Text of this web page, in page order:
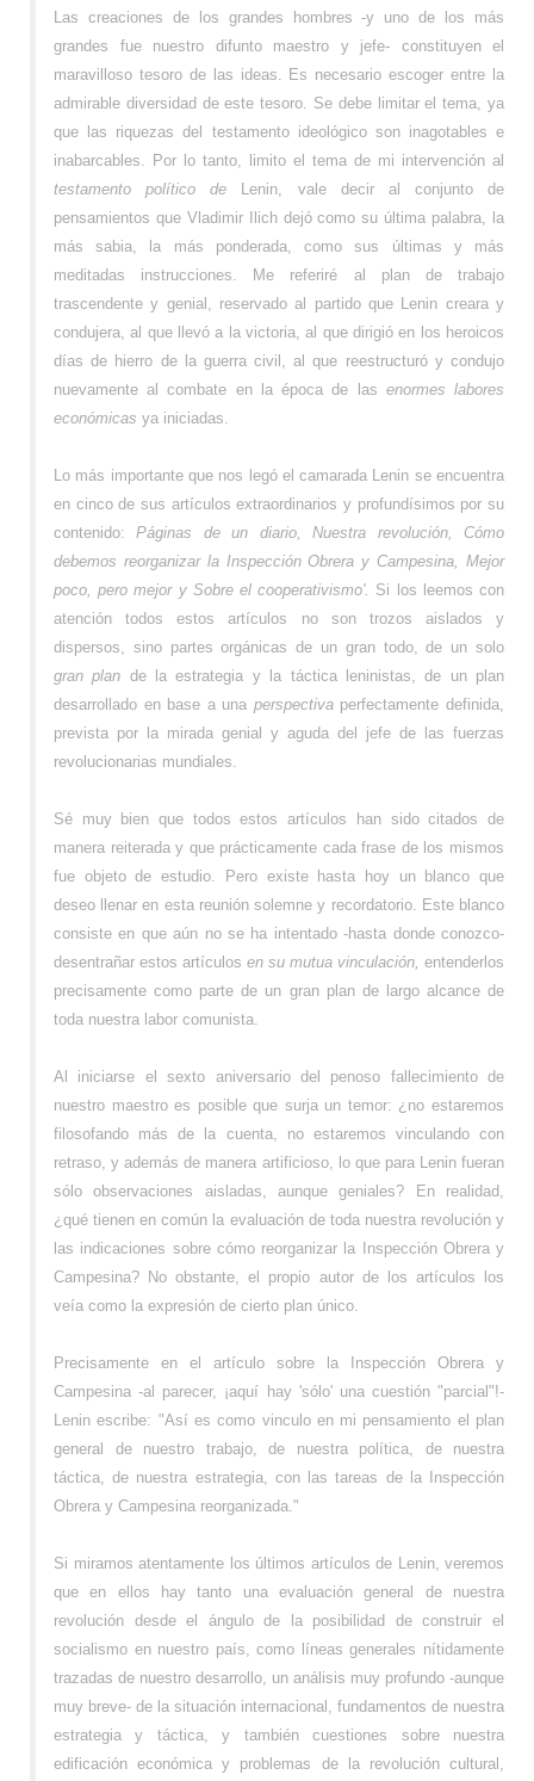
Las creaciones de los grandes hombres -y uno de los más
grandes fue nuestro difunto maestro y jefe- constituyen el
maravilloso tesoro de las ideas. Es necesario escoger entre la
admirable diversidad de este tesoro. Se debe limitar el tema, ya
que las riquezas del testamento ideológico son inagotables e
inabarcables. Por lo tanto, limito el tema de mi intervención al
testamento político de Lenin, vale decir al conjunto de
pensamientos que Vladimir Ilich dejó como su última palabra, la
más sabia, la más ponderada, como sus últimas y más
meditadas instrucciones. Me referiré al plan de trabajo
trascendente y genial, reservado al partido que Lenin creara y
condujera, al que llevó a la victoria, al que dirigió en los heroicos
días de hierro de la guerra civil, al que reestructuró y condujo
nuevamente al combate en la época de las enormes labores
económicas ya iniciadas.
Lo más importante que nos legó el camarada Lenin se encuentra
en cinco de sus artículos extraordinarios y profundísimos por su
contenido:Páginas de un diario, Nuestra revolución, Cómo
debemos reorganizar la Inspección Obrera y Campesina, Mejor
poco, pero mejor y Sobre el cooperativismo'. Si los leemos con
atención todos estos artículos no son trozos aislados y
dispersos, sino partes orgánicas de un gran todo, de un solo
gran plan de la estrategia y la táctica leninistas, de un plan
desarrollado en base a una perspectiva perfectamente definida,
prevista por la mirada genial y aguda del jefe de las fuerzas
revolucionarias mundiales.
Sé muy bien que todos estos artículos han sido citados de
manera reiterada y que prácticamente cada frase de los mismos
fue objeto de estudio. Pero existe hasta hoy un blanco que
deseo llenar en esta reunión solemne y recordatorio. Este blanco
consiste en que aún no se ha intentado -hasta donde conozco-
desentrañar estos artículos en su mutua vinculación, entenderlos
precisamente como parte de un gran plan de largo alcance de
toda nuestra labor comunista.
Al iniciarse el sexto aniversario del penoso fallecimiento de
nuestro maestro es posible que surja un temor: ¿no estaremos
filosofando más de la cuenta, no estaremos vinculando con
retraso, y además de manera artificioso, lo que para Lenin fueran
sólo observaciones aisladas, aunque geniales? En realidad,
¿qué tienen en común la evaluación de toda nuestra revolución y
las indicaciones sobre cómo reorganizar la Inspección Obrera y
Campesina? No obstante, el propio autor de los artículos los
veía como la expresión de cierto plan único.
Precisamente en el artículo sobre la Inspección Obrera y
Campesina -al parecer, ¡aquí hay 'sólo' una cuestión "parcial"!-
Lenin escribe: "Así es como vinculo en mi pensamiento el plan
general de nuestro trabajo, de nuestra política, de nuestra
táctica, de nuestra estrategia, con las tareas de la Inspección
Obrera y Campesina reorganizada."
Si miramos atentamente los últimos artículos de Lenin, veremos
que en ellos hay tanto una evaluación general de nuestra
revolución desde el ángulo de la posibilidad de construir el
socialismo en nuestro país, como líneas generales nítidamente
trazadas de nuestro desarrollo, un análisis muy profundo -aunque
muy breve- de la situación internacional, fundamentos de nuestra
estrategia y táctica, y también cuestiones sobre nuestra
edificación económica y problemas de la revolución cultural,